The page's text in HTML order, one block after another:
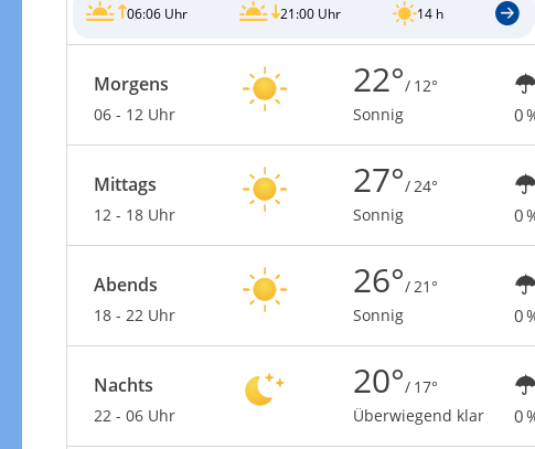
06:06 Uhr 21:00 Uhr 14 h
Morgens
06 - 12 Uhr
22°/ 12°
Sonnig
0
Mittags
12 - 18 Uhr
27°/ 24°
Sonnig
0
Abends
18 - 22 Uhr
26°/ 21°
Sonnig
0
Nachts
22 - 06 Uhr
20°/ 17°
Überwiegend klar
0